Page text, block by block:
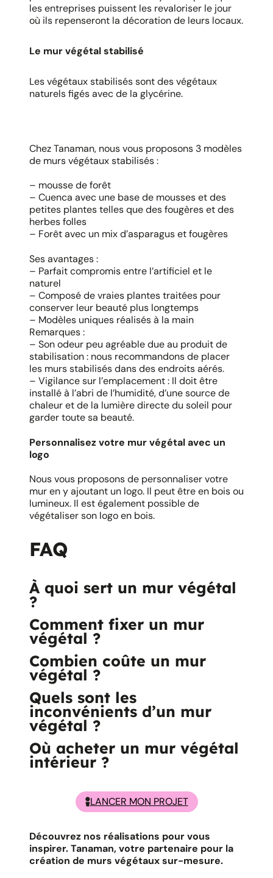
les entreprises puissent les revaloriser le jour
où ils repenseront la décoration de leurs locaux.
Le mur végétal stabilisé
Les végétaux stabilisés sont des végétaux
naturels figés avec de la glycérine.
Chez Tanaman, nous vous proposons 3 modèles
de murs végétaux stabilisés :
– mousse de forêt
– Cuenca avec une base de mousses et des
petites plantes telles que des fougères et des
herbes folles
– Forêt avec un mix d’asparagus et fougères
Ses avantages :
– Parfait compromis entre l’artificiel et le
naturel
– Composé de vraies plantes traitées pour
conserver leur beauté plus longtemps
– Modèles uniques réalisés à la main
Remarques :
– Son odeur peu agréable due au produit de
stabilisation : nous recommandons de placer
les murs stabilisés dans des endroits aérés.
– Vigilance sur l’emplacement : Il doit être
installé à l’abri de l’humidité, d’une source de
chaleur et de la lumière directe du soleil pour
garder toute sa beauté.
Personnalisez votre mur végétal avec un
logo
Nous vous proposons de personnaliser votre
mur en y ajoutant un logo. Il peut être en bois ou
lumineux. Il est également possible de
végétaliser son logo en bois.
FAQ
À quoi sert un mur végétal
?
Comment fixer un mur
végétal ?
Combien coûte un mur
végétal ?
Quels sont les
inconvénients d’un mur
végétal ?
Où acheter un mur végétal
intérieur ?
LANCER MON PROJET
Découvrez nos réalisations pour vous
inspirer. Tanaman, votre partenaire pour la
création de murs végétaux sur-mesure.